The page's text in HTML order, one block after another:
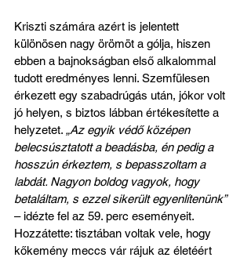
Kriszti számára azért is jelentett
különösen nagy örömöt a gólja, hiszen
ebben a bajnokságban első alkalommal
tudott eredményes lenni. Szemfülesen
érkezett egy szabadrúgás után, jókor volt
jó helyen, s biztos lábban értékesítette a
helyzetet. „Az egyik védő középen
belecsúsztatott a beadásba, én pedig a
hosszún érkeztem, s bepasszoltam a
labdát. Nagyon boldog vagyok, hogy
betaláltam, s ezzel sikerült egyenlítenünk”
– idézte fel az 59. perc eseményeit.
Hozzátette: tisztában voltak vele, hogy
kőkemény meccs vár rájuk az életéért